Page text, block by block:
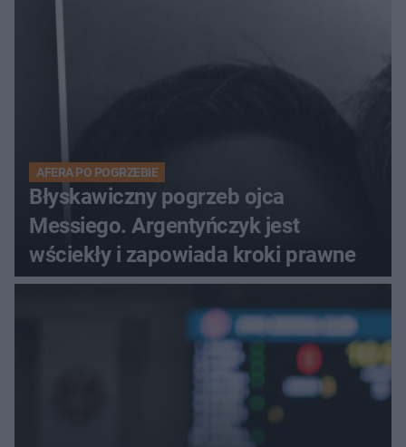
AFERA PO POGRZEBIE
Błyskawiczny pogrzeb ojca
Messiego. Argentyńczyk jest
wściekły i zapowiada kroki prawne